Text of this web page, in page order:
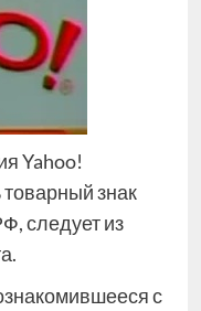
Yahoo!
товарный знак
следует из
с